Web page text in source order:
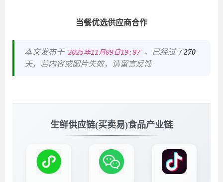
当餐优选供应商合作
本文发布于 2025年11月09日19:07 ，已经过了270
天，若内容或图片失效，请留言反馈
生鲜供应链(买卖易)食品产业链